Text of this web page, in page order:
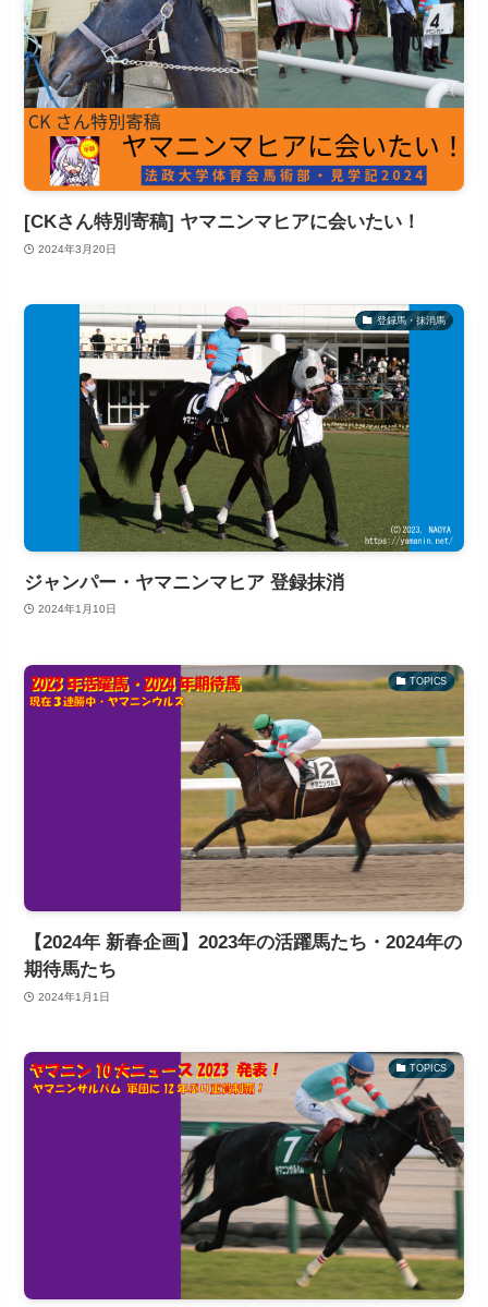
[CKさん特別寄稿] ヤマニンマヒアに会いたい！
2024年3月20日
登録馬・抹消馬
ジャンパー・ヤマニンマヒア 登録抹消
2024年1月10日
TOPICS
【2024年 新春企画】2023年の活躍馬たち・2024年の
期待馬たち
2024年1月1日
TOPICS